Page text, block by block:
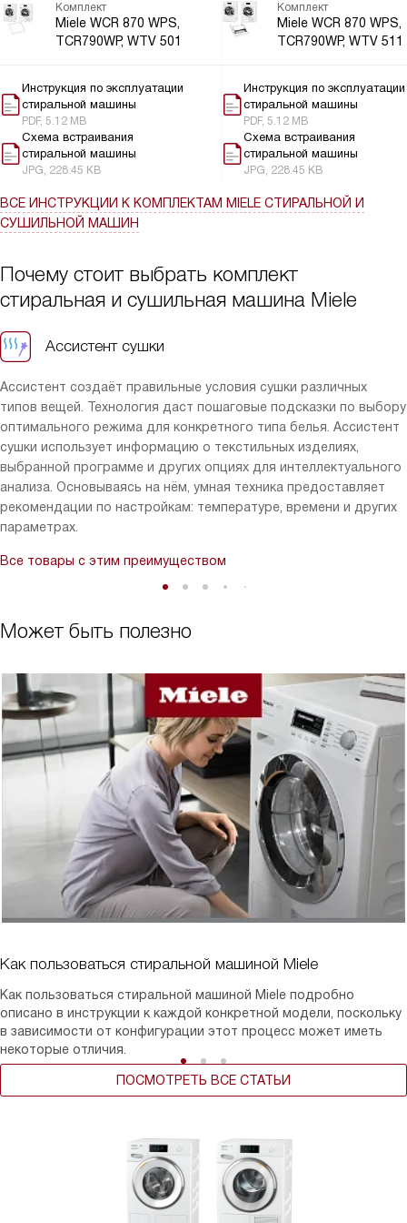
Комплект
Miele WCR 870 WPS,
TCR790WP, WTV 501
Инструкция по эксплуатации
стиральной машины
PDF, 5.12 MB
Схема встраивания
стиральной машины
JPG, 228.45 KB
Комплект
Miele WCR 870 WPS,
TCR790WP, WTV 511
Инструкция по эксплуатации
стиральной машины
PDF, 5.12 MB
Схема встраивания
стиральной машины
JPG, 228.45 KB
ВСЕ ИНСТРУКЦИИ К КОМПЛЕКТАМ MIELE СТИРАЛЬНОЙ И
СУШИЛЬНОЙ МАШИН
Почему стоит выбрать комплект
стиральная и сушильная машина Miele
Ассистент сушки
Ассистент создаёт правильные условия сушки различных
типов вещей. Технология даст пошаговые подсказки по выбору
оптимального режима для конкретного типа белья. Ассистент
сушки использует информацию о текстильных изделиях,
выбранной программе и других опциях для интеллектуального
анализа. Основываясь на нём, умная техника предоставляет
рекомендации по настройкам: температуре, времени и других
параметрах.
Все товары с этим преимуществом
Может быть полезно
Как пользоваться стиральной машиной Miele
Как пользоваться стиральной машиной Miele подробно
описано в инструкции к каждой конкретной модели, поскольку
в зависимости от конфигурации этот процесс может иметь
некоторые отличия.
ПОСМОТРЕТЬ ВСЕ СТАТЬИ